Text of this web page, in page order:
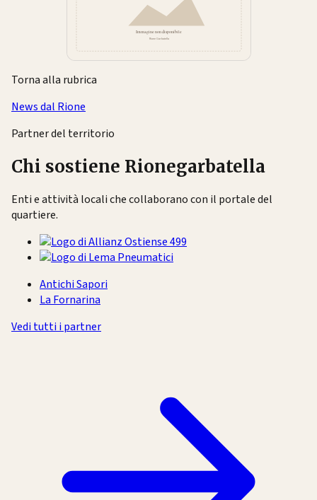
Torna alla rubrica
News dal Rione
Partner del territorio
Chi sostiene Rionegarbatella
Enti e attività locali che collaborano con il portale del
quartiere.
Antichi Sapori
La Fornarina
Vedi tutti i partner